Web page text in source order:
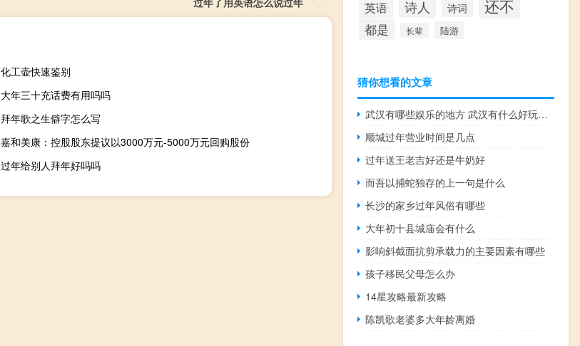
化工壶快速鉴别
大年三十充话费有用吗吗
拜年歌之生僻字怎么写
嘉和美康：控股股东提议以3000万元-5000万元回购股份
过年给别人拜年好吗吗
英语 诗人 诗词 还不
都是 长辈 陆游
猜你想看的文章
武汉有哪些娱乐的地方 武汉有什么好玩的地方景点推荐
顺城过年营业时间是几点
过年送王老吉好还是牛奶好
而吾以捕蛇独存的上一句是什么
长沙的家乡过年风俗有哪些
大年初十县城庙会有什么
影响斜截面抗剪承载力的主要因素有哪些
孩子移民父母怎么办
14星攻略最新攻略
陈凯歌老婆多大年龄离婚